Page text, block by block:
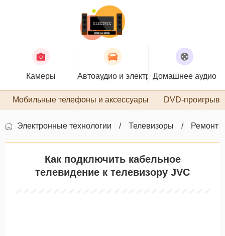
Камеры Автоаудио и электроникаДомашнее аудио
Мобильные телефоны и аксессуары DVD-
Электронные технологии Телевизоры Ремонт
Как подключить кабельное
телевидение к телевизору JVC